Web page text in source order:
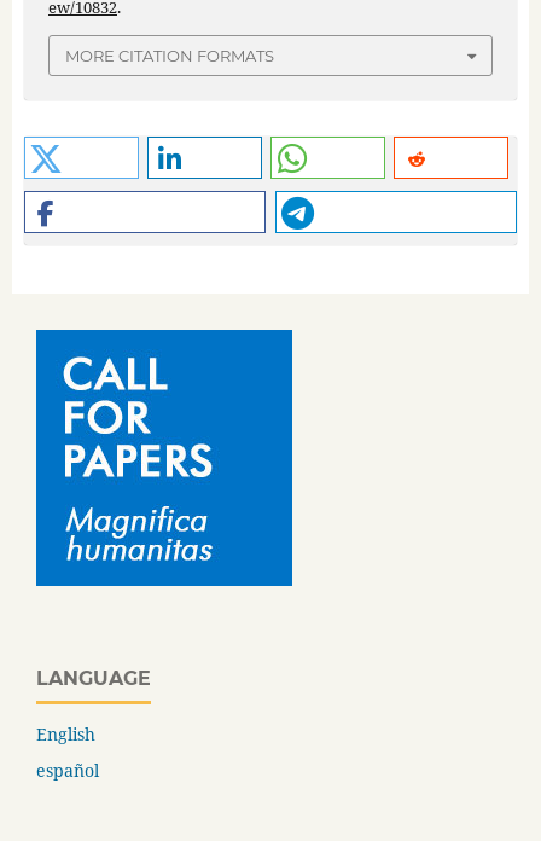
ew/10832.
MORE CITATION FORMATS
LANGUAGE
English
español